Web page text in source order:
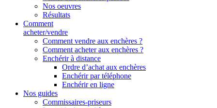
Nos oeuvres
Résultats
Comment
acheter/vendre
Comment vendre aux enchères ?
Comment acheter aux enchères ?
Enchérir à distance
Ordre d’achat aux enchères
Enchérir par téléphone
Enchérir en ligne
Nos guides
Commissaires-priseurs